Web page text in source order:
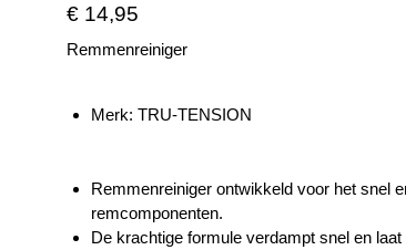
€ 14,95
Remmenreiniger
Merk: TRU-TENSION
Remmenreiniger ontwikkeld voor het snel
remcomponenten.
De krachtige formule verdampt snel en